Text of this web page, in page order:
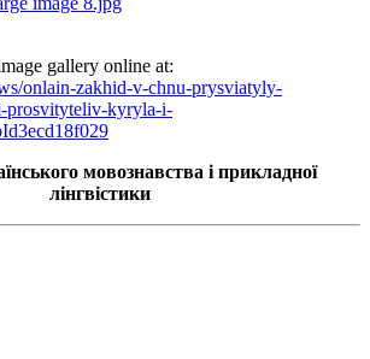
gallery online at:
onlain-zakhid-v-chnu-prysviatyly-
prosvityteliv-kyryla-i-
мовознавства і прикладної
лінгвістики